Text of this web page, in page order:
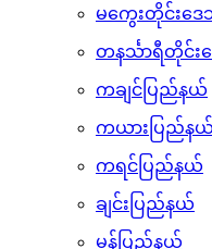
မကွေးတိုင်းဒေ
တနင်္သာရီတိုင်း
ကချင်ပြည်နယ်
ကယားပြည်န
ကရင်ပြည်နယ်
ချင်းပြည်နယ်
မွန်ပြည်နယ်